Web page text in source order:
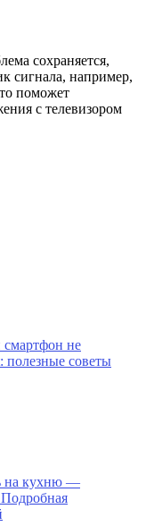
сохраняется,
сигнала, например,
поможет
с телевизором
смартфон не
полезные советы
на кухню —